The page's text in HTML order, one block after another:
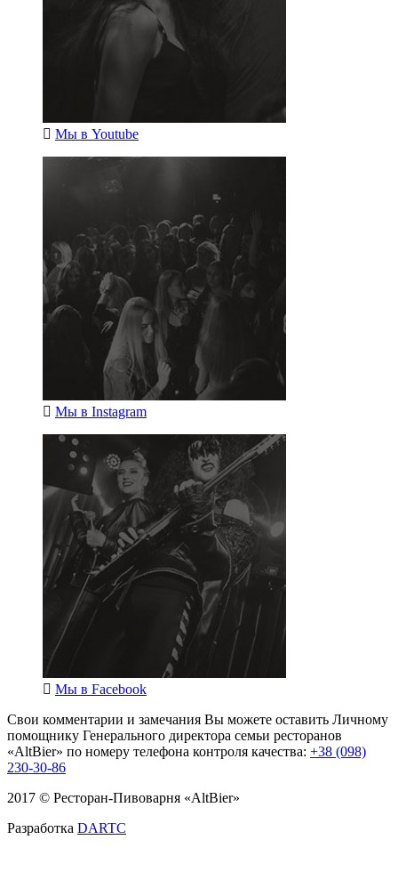
Мы в Youtube
Мы в Instagram
Мы в Facebook
Свои комментарии и замечания Вы можете оставить Личному
помощнику Генерального директора семьи ресторанов
«AltBier» по номеру телефона контроля качества: +38 (098)
230-30-86
2017 © Ресторан-Пивоварня «AltBier»
Разработка DARTC